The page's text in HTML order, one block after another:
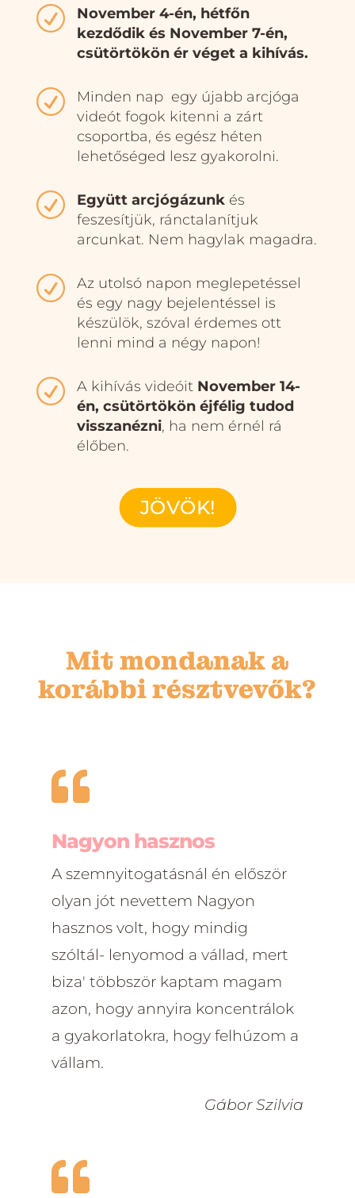
R
November 4-én, hétfőn
kezdődik és November 7-én,
csütörtökön ér véget a kihívás.
R
Minden nap egy újabb arcjóga
videót fogok kitenni a zárt
csoportba, és egész héten
lehetőséged lesz gyakorolni.
R Együtt arcjógázunkés
feszesítjük, ránctalanítjuk
arcunkat. Nem hagylak magadra.
R
Az utolsó napon meglepetéssel
és egy nagy bejelentéssel is
készülök, szóval érdemes ott
lenni mind a négy napon!
R A kihívás videóitNovember 14-
én, csütörtökön éjfélig tudod
visszanézni, ha nem érnél rá
élőben.
JÖVÖK!
Mit mondanak a
korábbi résztvevők?

Nagyon hasznos
A szemnyitogatásnál én először
olyan jót nevettem Nagyon
hasznos volt, hogy mindig
szóltál- lenyomod a vállad, mert
biza' többször kaptam magam
azon, hogy annyira koncentrálok
a gyakorlatokra, hogy felhúzom a
vállam.
Gábor Szilvia
